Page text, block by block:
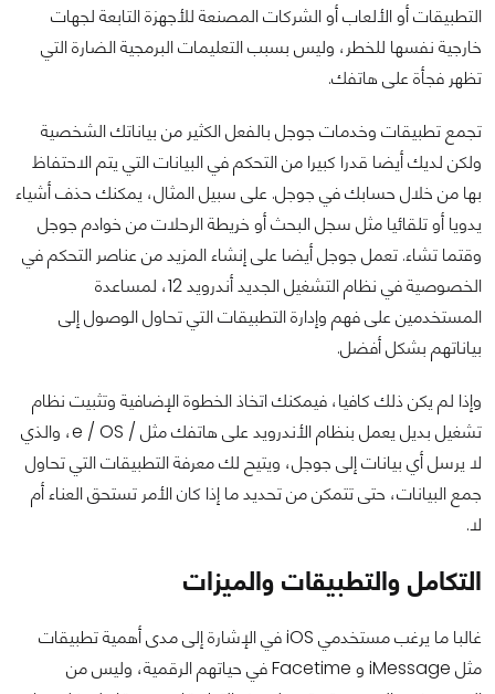
التطبيقات أو الألعاب أو الشركات المصنعة للأجهزة التابعة لجهات
خارجية نفسها للخطر، وليس بسبب التعليمات البرمجية الضارة التي
تظهر فجأة على هاتفك.
تجمع تطبيقات وخدمات جوجل بالفعل الكثير من بياناتك الشخصية
ولكن لديك أيضا قدرا كبيرا من التحكم في البيانات التي يتم الاحتفاظ
بها من خلال حسابك في جوجل. على سبيل المثال، يمكنك حذف أشياء
يدويا أو تلقائيا مثل سجل البحث أو خريطة الرحلات من خوادم جوجل
وقتما تشاء. تعمل جوجل أيضا على إنشاء المزيد من عناصر التحكم في
الخصوصية في نظام التشغيل الجديد أندرويد 12، لمساعدة
المستخدمين على فهم وإدارة التطبيقات التي تحاول الوصول إلى
بياناتهم بشكل أفضل.
وإذا لم يكن ذلك كافيا، فيمكنك اتخاذ الخطوة الإضافية وتثبيت نظام
تشغيل بديل يعمل بنظام الأندرويد على هاتفك مثل / e / OS، والذي
لا يرسل أي بيانات إلى جوجل، ويتيح لك معرفة التطبيقات التي تحاول
جمع البيانات، حتى تتمكن من تحديد ما إذا كان الأمر تستحق العناء أم
لا.
التكامل والتطبيقات والميزات
غالبا ما يرغب مستخدمي iOS في الإشارة إلى مدى أهمية تطبيقات
مثل iMessage و Facetime في حياتهم الرقمية، وليس من